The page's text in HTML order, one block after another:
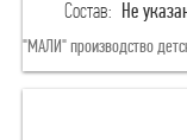
Состав: Не
"МАЛИ" производство